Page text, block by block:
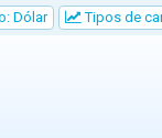
Dólar Tipos de